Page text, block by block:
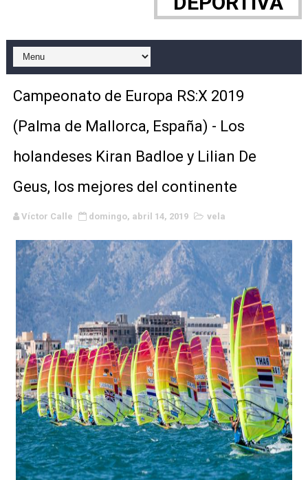
WWE NXT - Myles Borne y Tavion Heights ponen fin
Canadian Football League 2026 - Week 10
EFA y AFLE 2026 - Regular season
Mundial de esgrima 2026 (Hong Kong) - La delegación
Raquel Rodriguez es la nueva monarca
Athletes Unlimited Softball League 2026 - Las Utah
Mundial de piragüismo slalom 2026 (Oklahoma City,
Tour de Francia masculino 2026 - Tadej Pogacar
Mundial de Fórmula 1 2026 - Lando Norris consigue
Campeonato de Europa de saltos 2026 (París,
Campeonato de Europa RS:X 2019
(Palma de Mallorca, España) - Los
holandeses Kiran Badloe y Lilian De
Geus, los mejores del continente
Víctor Calle domingo, abril 14, 2019 vela